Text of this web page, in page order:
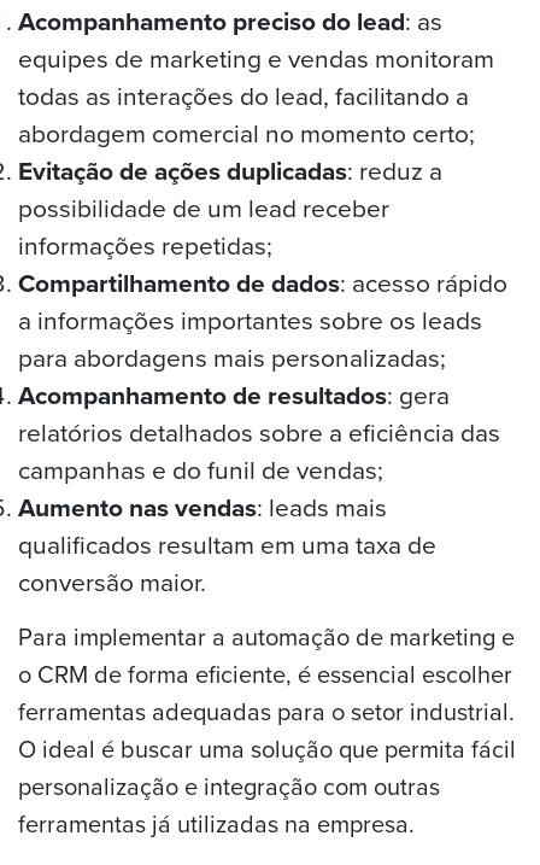
Acompanhamento preciso do lead: as
equipes de marketing e vendas monitoram
todas as interações do lead, facilitando a
abordagem comercial no momento certo;
Evitação de ações duplicadas: reduz a
possibilidade de um lead receber
informações repetidas;
Compartilhamento de dados: acesso rápido
a informações importantes sobre os leads
para abordagens mais personalizadas;
Acompanhamento de resultados: gera
relatórios detalhados sobre a eficiência das
campanhas e do funil de vendas;
Aumento nas vendas: leads mais
qualificados resultam em uma taxa de
conversão maior.
Para implementar a automação de marketing e
o CRM de forma eficiente, é essencial escolher
ferramentas adequadas para o setor industrial.
O ideal é buscar uma solução que permita fácil
personalização e integração com outras
ferramentas já utilizadas na empresa.